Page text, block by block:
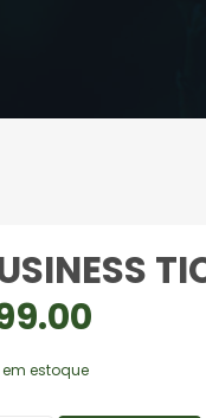
estoque